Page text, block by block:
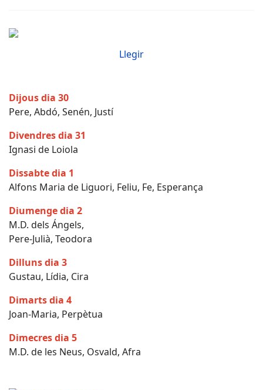
Llegir
Dijous dia 30
Pere, Abdó, Senén, Justí
Divendres dia 31
Ignasi de Loiola
Dissabte dia 1
Alfons Maria de Liguori, Feliu, Fe, Esperança
Diumenge dia 2
M.D. dels Ángels,
Pere-Julià, Teodora
Dilluns dia 3
Gustau, Lídia, Cira
Dimarts dia 4
Joan-Maria, Perpètua
Dimecres dia 5
M.D. de les Neus, Osvald, Afra